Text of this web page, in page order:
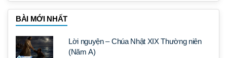
BÀI MỚI NHẤT
Lời nguyện – Chúa Nhật XIX Thường niên
(Năm A)